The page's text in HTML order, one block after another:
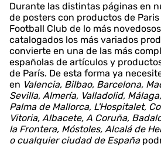
Durante las distintas páginas en
de posters con productos de
Football Club de lo más
catalogados los más variados
convierte en una de las más
españolas de artículos y
de París. De esta forma ya
en Valencia, Bilbao, Barcelona,
Sevilla, Almería, Valladolid,
Palma de Mallorca, L'Hospitalet,
Vitoria, Albacete, A Coruña,
la Frontera, Móstoles, Alcalá de
o cualquier ciudad de España